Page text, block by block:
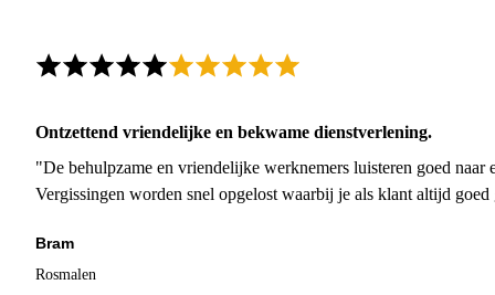
Ontzettend vriendelijke en bekwame dienstverlening.
"De behulpzame en vriendelijke werknemers luisteren goed naar
Vergissingen worden snel opgelost waarbij je als klant altijd
Bram
Rosmalen